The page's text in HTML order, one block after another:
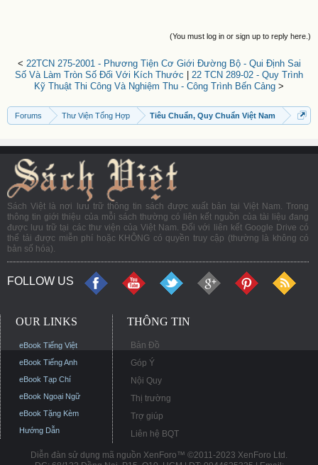
(You must log in or sign up to reply here.)
< 22TCN 275-2001 - Phương Tiện Cơ Giới Đường Bộ - Qui Định Sai
Số Và Làm Tròn Số Đối Với Kích Thước
22 TCN 289-02 - Quy Trình
Kỹ Thuật Thi Công Và Nghiệm Thu - Công Trình Bến Cảng >
Forums Thư Viện Tổng Hợp Tiêu Chuẩn, Quy Chuẩn Việt Nam
Sách Việt là nơi lưu trữ thông tin sách được xuất bản tại Việt Nam. Trong
thông tin giới thiệu của mỗi sách thường có liên kết nguồn của tài liệu đang
được lưu trữ tại các thư viện của Việt Nam. Đối với liên kết Google Drive có
thể tải được miễn phí hoặc KHÔNG có quyền truy cập (thường là không có
bản số hóa).
FOLLOW US
OUR LINKS
eBook Tiếng Việt
eBook Tiếng Anh
eBook Tạp Chí
eBook Ngoại Ngữ
eBook Tặng Kèm
Hướng Dẫn
THÔNG TIN
Bản Đồ
Góp Ý
Nội Quy
Thị trường
Trợ giúp
Liên hệ BQT
Diễn đàn sử dụng mã nguồn XenForo™ ©2011-2023 XenForo Ltd.